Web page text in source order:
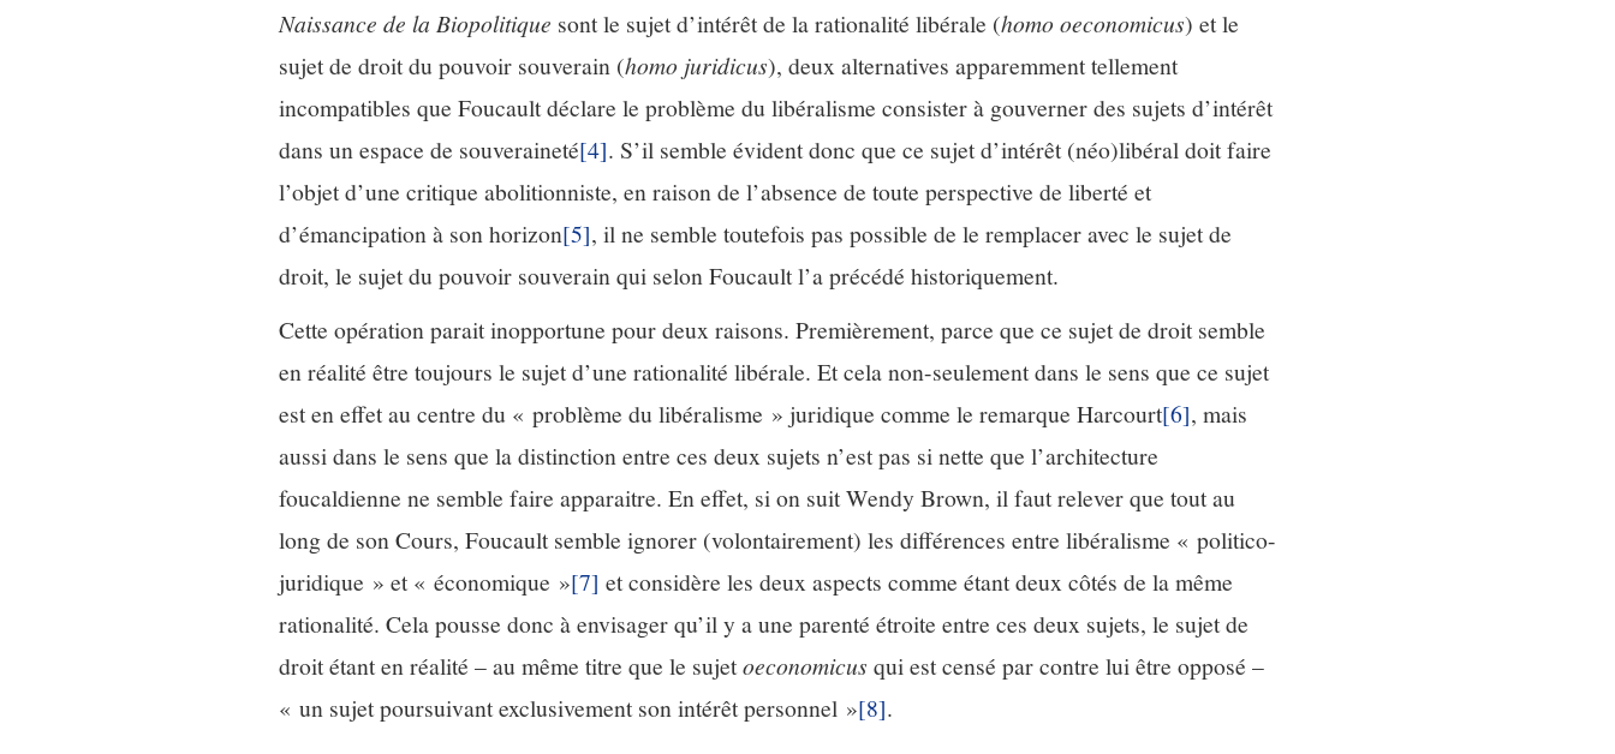
Naissance de la Biopolitique sont le sujet d’intérêt de la rationalité libérale (homo oeconomicus) et le
sujet de droit du pouvoir souverain (homo juridicus), deux alternatives apparemment tellement
incompatibles que Foucault déclare le problème du libéralisme consister à gouverner des sujets d’intérêt
dans un espace de souveraineté[4]. S’il semble évident donc que ce sujet d’intérêt (néo)libéral doit faire
l’objet d’une critique abolitionniste, en raison de l’absence de toute perspective de liberté et
d’émancipation à son horizon[5], il ne semble toutefois pas possible de le remplacer avec le sujet de
droit, le sujet du pouvoir souverain qui selon Foucault l’a précédé historiquement.
Cette opération parait inopportune pour deux raisons. Premièrement, parce que ce sujet de droit semble
en réalité être toujours le sujet d’une rationalité libérale. Et cela non-seulement dans le sens que ce sujet
est en effet au centre du « problème du libéralisme » juridique comme le remarque Harcourt[6], mais
aussi dans le sens que la distinction entre ces deux sujets n’est pas si nette que l’architecture
foucaldienne ne semble faire apparaitre. En effet, si on suit Wendy Brown, il faut relever que tout au
long de son Cours, Foucault semble ignorer (volontairement) les différences entre libéralisme « politico-
juridique » et « économique »[7] et considère les deux aspects comme étant deux côtés de la même
rationalité. Cela pousse donc à envisager qu’il y a une parenté étroite entre ces deux sujets, le sujet de
droit étant en réalité – au même titre que le sujetoeconomicus qui est censé par contre lui être opposé –
« un sujet poursuivant exclusivement son intérêt personnel »[8].